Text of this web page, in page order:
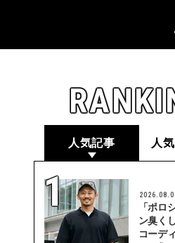
人気記事 人
「ポロ
ン臭く
コーデ